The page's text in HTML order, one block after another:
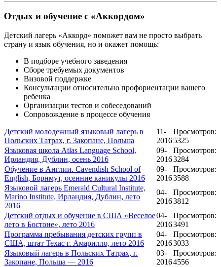
Отдых и обучение с «Аккордом»
Детский лагерь «Аккорд» поможет вам не просто выбрать
страну и язык обучения, но и окажет помощь:
В подборе учебного заведения
Сборе требуемых документов
Визовой поддержке
Консультации относительно профориентации вашего
ребенка
Организации тестов и собеседований
Сопровождение в процессе обучения
Детский молодежный языковый лагерь в
Польских Татрах, г. Закопане, Польша
11-
2016
Просмотров:
5325
Языковая школа Atlas Language School,
Ирландия, Дублин, осень 2016
09-
2016
Просмотров:
3284
Обучение в Англии. Cavendish School of
English, Борнмут, осенние каникулы 2016
09-
2016
Просмотров:
3588
Языковой лагерь Emerald Cultural Institute,
Marino Institute, Ирландия, Дублин, лето
2016
04-
2016
Просмотров:
3812
Детский отдых и обучение в США «Веселое
лето в Бостоне», лето 2016
04-
2016
Просмотров:
3491
Программа пребывания детских групп в
США, штат Техас г. Амарилло, лето 2016
04-
2016
Просмотров:
3033
Языковый лагерь в Польских Татрах, г.
Закопане, Польша — 2016
03-
2016
Просмотров:
4556